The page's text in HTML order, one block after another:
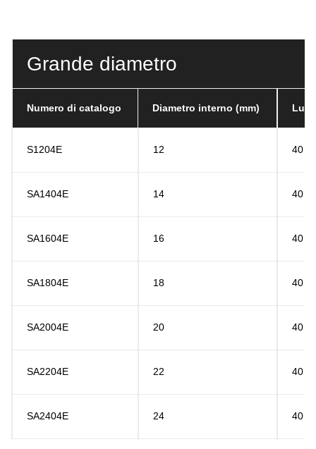
Grande diametro
Numero di catalogo Diametro interno (mm)
S1204E 12 40
SA1404E 14 40
SA1604E 16 40
SA1804E 18 40
SA2004E 20 40
SA2204E 22 40
SA2404E 24 40